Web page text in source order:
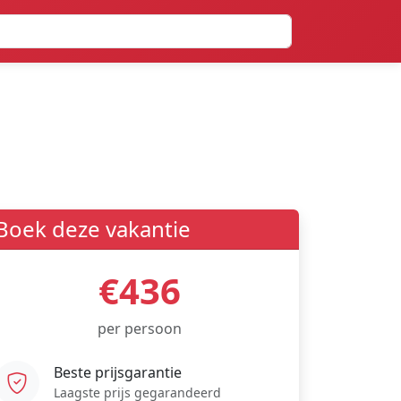
deze vakantie
€436
per persoon
Beste prijsgarantie
Laagste prijs gegarandeerd